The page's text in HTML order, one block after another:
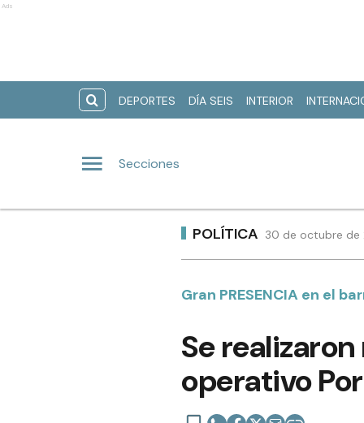
Ads
DEPORTES DÍA SEIS INTERIOR
Secciones
POLÍTICA 30 de octubre de
Gran PRESENCIA en el
Se
operativo